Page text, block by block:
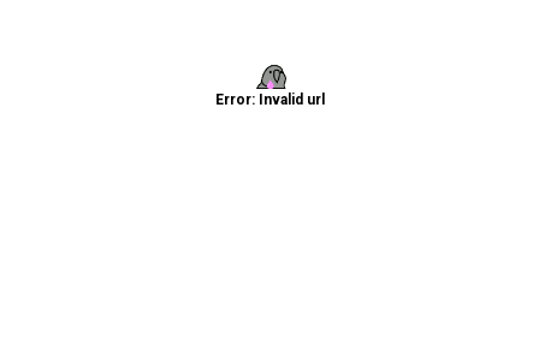
Error: Invalid url